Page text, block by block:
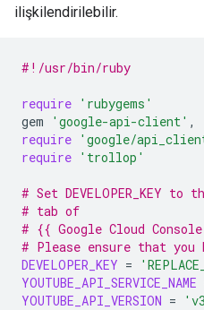
ilişkilendirilebilir.
#!/usr/bin/ruby
require 'rubygems'
gem
'google-api-client' ,
require 'google/
require 'trollop'
# Set DEVELOPER_KEY
# tab of
# {{ Google Cloud
# Please ensure that you
DEVELOPER_KEY =
YOUTUBE_API_SERVICE_NAME
YOUTUBE_API_VERSION =